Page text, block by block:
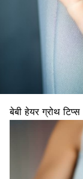
बेबी हेयर ग्रोथ